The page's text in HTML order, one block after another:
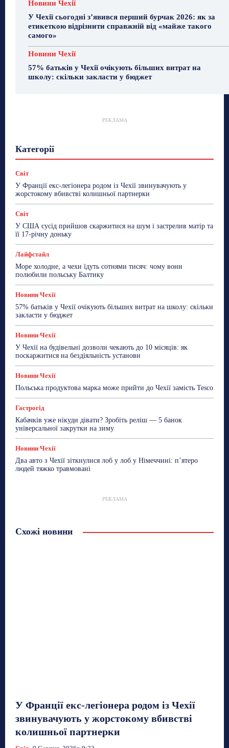
Новини Чехії
У Чехії сьогодні з’явився перший бурчак 2026: як за
етикеткою відрізнити справжній від «майже такого
самого»
Новини Чехії
57% батьків у Чехії очікують більших витрат на
школу: скільки закласти у бюджет
РЕКЛАМА
Категорії
Сад та город
ТехноМанія
Топ-новини Фоторепортаж
Світ
У Франції екс-легіонера родом із Чехії звинувачують у
жорстокому вбивстві колишньої партнерки
Світ
У США сусід прийшов скаржитися на шум і застрелив матір та
її 17-річну доньку
Лайфстайл
Море холодне, а чехи їдуть сотнями тисяч: чому вони
полюбили польську Балтику
Новини Чехії
57% батьків у Чехії очікують більших витрат на школу: скільки
закласти у бюджет
Новини Чехії
У Чехії на будівельні дозволи чекають до 10 місяців: як
поскаржитися на бездіяльність установи
Новини Чехії
Польська продуктова марка може прийти до Чехії замість Tesco
Гастрогід
Кабачків уже нікуди дівати? Зробіть реліш — 5 банок
універсальної закрутки на зиму
Новини Чехії
Два авто з Чехії зіткнулися лоб у лоб у Німеччині: п’ятеро
людей тяжко травмовані
РЕКЛАМА
Схожі новини
У Франції екс-легіонера родом із Чехії
звинувачують у жорстокому вбивстві
колишньої партнерки